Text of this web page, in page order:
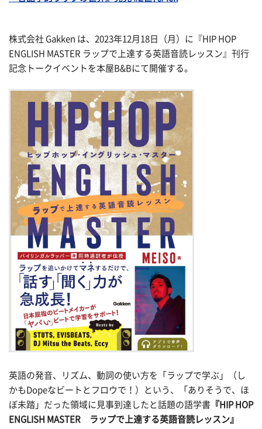
株式会社 Gakken は、2023年12月18日（月）に『HIP HOP
ENGLISH MASTER ラップで上達する英語音読レッスン』刊行
記念トークイベントを本屋B&Bにて開催する。
英語の発音、リズム、動詞の使い方を「ラップで学ぶ」（し
かもDopeなビートとフロウで！）という、「ありそうで、ほ
ぼ未踏」だった領域に見事到達したと話題の語学書 『HIP HOP
ENGLISH MASTER ラップで上達する英語音読レッスン』